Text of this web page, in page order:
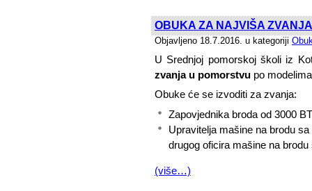
OBUKA ZA NAJVIŠA
Objavljeno 18.7.2016. u kategoriji
U Srednjoj pomorskoj školi iz
zvanja u pomorstvu po
Obuke će se izvoditi za zvanja:
Zapovjednika broda od 3000
Upravitelja mašine na brodu
drugog oficira mašine na
(više…)